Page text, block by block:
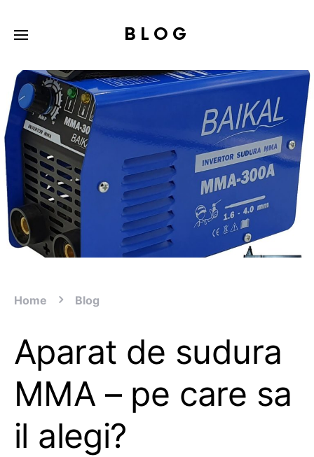
BLOG
Home Blog
Aparat de sudura
MMA – pe care sa
il alegi?